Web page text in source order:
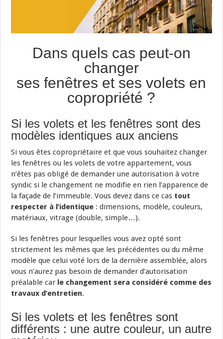
Dans quels cas peut-on
changer
ses fenêtres et ses volets en
copropriété ?
Si les volets et les fenêtres sont des
modèles identiques aux anciens
Si vous êtes copropriétaire et que vous souhaitez changer
les fenêtres ou les volets de votre appartement, vous
n’êtes pas obligé de demander une autorisation à votre
syndic si le changement ne modifie en rien l’apparence de
la façade de l’immeuble. Vous devez dans ce cas tout
respecter à l’identique : dimensions, modèle, couleurs,
matériaux, vitrage (double, simple…).
Si les fenêtres pour lesquelles vous avez opté sont
strictement les mêmes que les précédentes ou du même
modèle que celui voté lors de la dernière assemblée, alors
vous n’aurez pas besoin de demander d’autorisation
préalable car le changement sera considéré comme des
travaux d’entretien.
Si les volets et les fenêtres sont
différents : une autre couleur, un autre